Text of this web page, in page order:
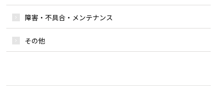
障害・不具合・メンテナンス
その他